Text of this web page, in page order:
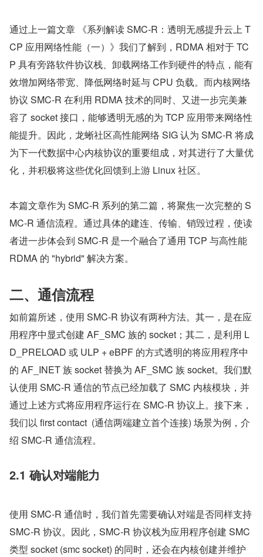
通过上一篇文章 《系列解读 SMC-R：透明无感提升云上 T
CP 应用网络性能（一）》我们了解到，RDMA 相对于 TC
P 具有旁路软件协议栈、卸载网络工作到硬件的特点，能有
效增加网络带宽、降低网络时延与 CPU 负载。而内核网络
协议 SMC-R 在利用 RDMA 技术的同时、又进一步完美兼
容了 socket 接口，能够透明无感的为 TCP 应用带来网络性
能提升。因此，龙蜥社区高性能网络 SIG 认为 SMC-R 将成
为下一代数据中心内核协议的重要组成，对其进行了大量优
化，并积极将这些优化回馈到上游 Linux 社区。
本篇文章作为 SMC-R 系列的第二篇，将聚焦一次完整的 S
MC-R 通信流程。通过具体的建连、传输、销毁过程，使读
者进一步体会到 SMC-R 是一个融合了通用 TCP 与高性能
RDMA 的 "hybrid" 解决方案。
二、通信流程
如前篇所述，使用 SMC-R 协议有两种方法。其一，是在应
用程序中显式创建 AF_SMC 族的 socket；其二，是利用 L
D_PRELOAD 或 ULP + eBPF 的方式透明的将应用程序中
的 AF_INET 族 socket 替换为 AF_SMC 族 socket。我们默
认使用 SMC-R 通信的节点已经加载了 SMC 内核模块，并
通过上述方式将应用程序运行在 SMC-R 协议上。接下来，
我们以 first contact  (通信两端建立首个连接) 场景为例，介
绍 SMC-R 通信流程。
2.1 确认对端能力
使用 SMC-R 通信时，我们首先需要确认对端是否同样支持
SMC-R 协议。因此，SMC-R 协议栈为应用程序创建 SMC
类型 socket (smc socket) 的同时，还会在内核创建并维护